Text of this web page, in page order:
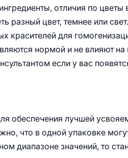
отличия по
разный цвет, темнее или
красителей для
нормой и не влияют
если у вас
обеспечения лучшей
что в одной упаковке
диапазоне значений, то